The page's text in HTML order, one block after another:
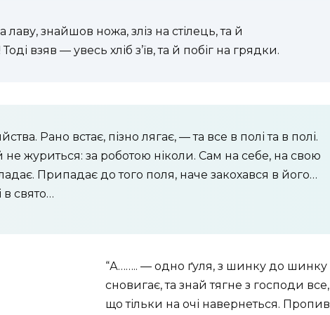
лаву, знайшов ножа, зліз на стілець, та й
взяв — увесь хліб з’їв, та й побіг на грядки.
Рано встає, пізно лягає, — та все в полі та в полі.
не журиться: за роботою ніколи. Сам на себе, на свою
Припадає до того поля, наче закохався в його…
в свято…
“А…….. — одно ґуля, з шинку до шинку
сновигає, та знай тягне з господи все,
що тільки на очі навернеться. Пропив